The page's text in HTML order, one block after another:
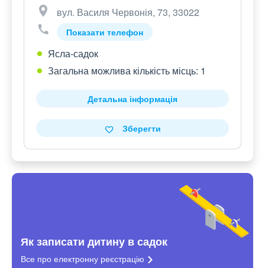
вул. Василя Червонія, 73, 33022
Показати телефон
Ясла-садок
Загальна можлива кількість місць: 1
Детальна інформація
Зберегти
Як записати дитину в садок
Все про електронну реєстрацію